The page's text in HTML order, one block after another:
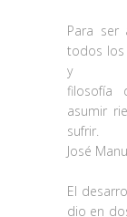
Para ser
todos los
y
filosofía
asumir
sufrir.
José
El
dio en